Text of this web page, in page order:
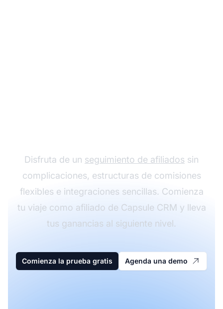
Disfruta de un seguimiento de afiliados sin
complicaciones, estructuras de comisiones
flexibles e integraciones sencillas. Comienza
tu viaje como afiliado de Capsule CRM y lleva
tus ganancias al siguiente nivel.
Comienza la prueba gratis Agenda una demo